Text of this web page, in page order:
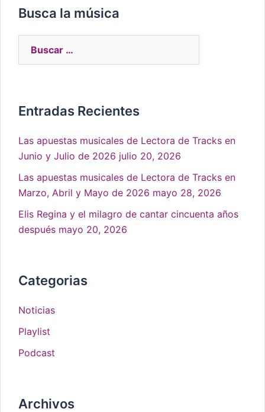
Busca la música
Entradas Recientes
Las apuestas musicales de Lectora de Tracks en
Junio y Julio de 2026 julio 20, 2026
Las apuestas musicales de Lectora de Tracks en
Marzo, Abril y Mayo de 2026 mayo 28, 2026
Elis Regina y el milagro de cantar cincuenta años
después mayo 20, 2026
Categorias
Noticias
Playlist
Podcast
Archivos